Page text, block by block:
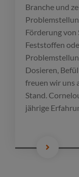
Branche und
Förderung von
Feststoffen
Dosieren,
freuen wir uns
Stand.
jährige